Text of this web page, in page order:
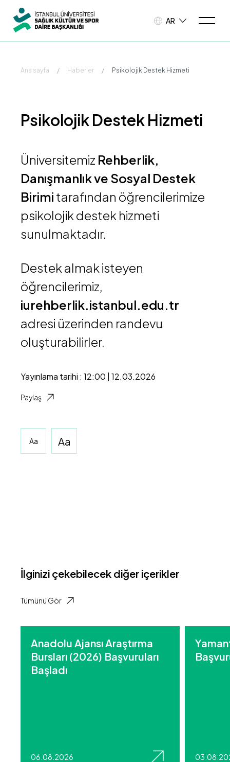
AR
Ana sayfa / Haberler / Psikolojik Destek Hizmeti
Psikolojik Destek Hizmeti
Üniversitemiz Rehberlik,
Danışmanlık ve Sosyal Destek
Birimi tarafından öğrencilerimize
psikolojik destek hizmeti
sunulmaktadır.
Destek almak isteyen
öğrencilerimiz,
iurehberlik.istanbul.edu.tr
adresi üzerinden randevu
oluşturabilirler.
Yayınlama tarihi : 12:00 | 12.03.2026
Paylaş
Aa Aa
İlginizi çekebilecek diğer içerikler
Tümünü Gör
Anadolu Ajansı Araştırma
Bursları (2026) Başvuruları
Başladı
06.08.2026